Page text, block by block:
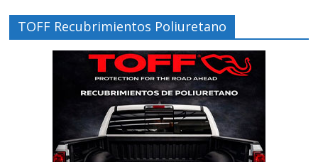
TOFF Recubrimientos Poliuretano